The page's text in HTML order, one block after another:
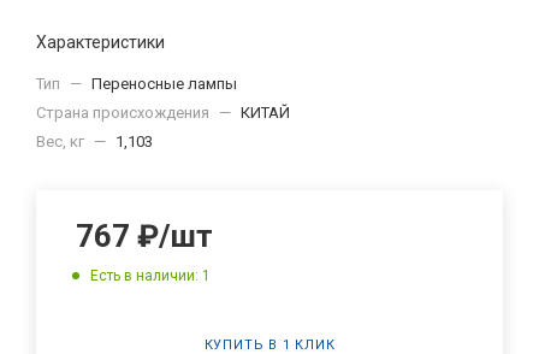
Характеристики
Тип — Переносные лампы
Страна происхождения
— КИТАЙ
Вес, кг — 1,103
767 ₽/шт
Есть в наличии: 1
КУПИТЬ В 1 КЛИК